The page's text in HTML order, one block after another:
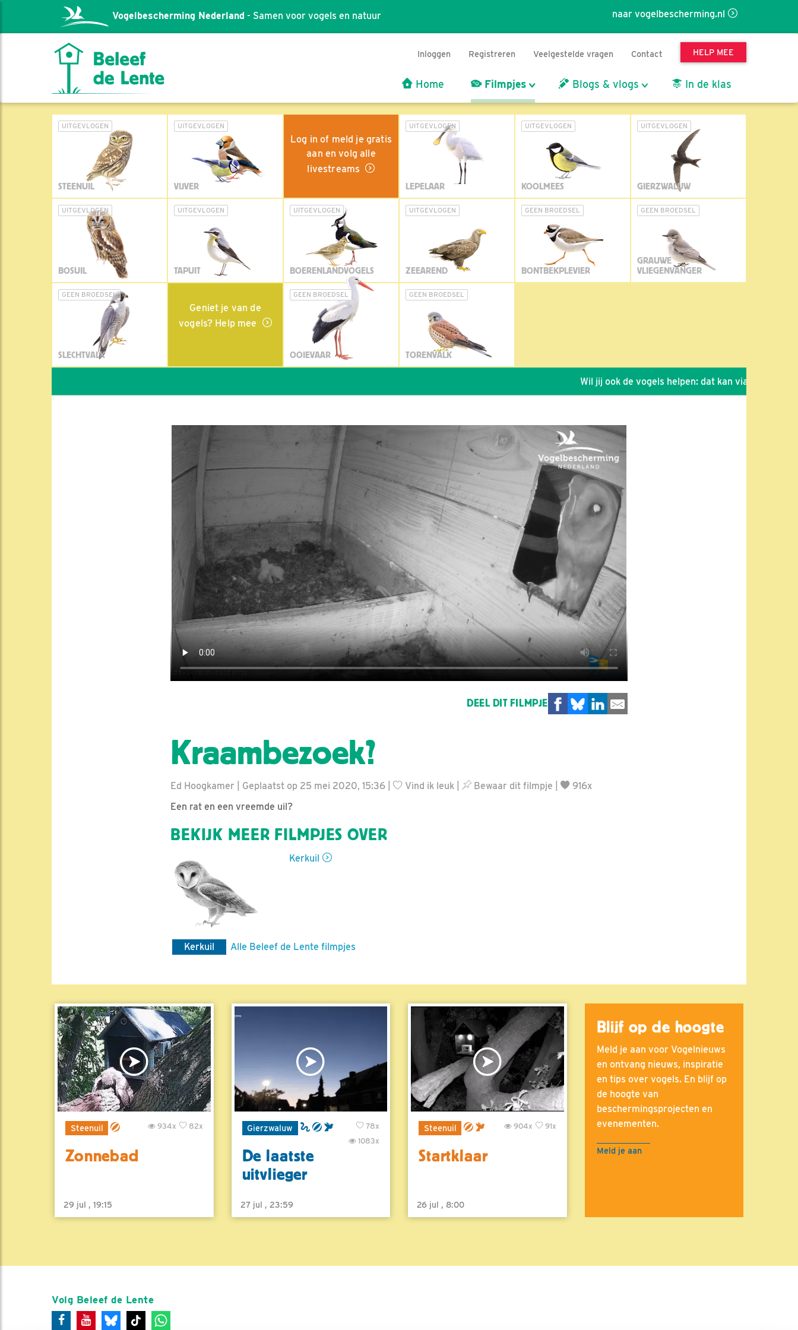
naar vogelbescherming.nl
Vogelbescherming Nederland - Samen voor vogels en natuur
Inloggen Registreren Veelgestelde vragen Contact HELP MEE
Home Filmpjes Blogs & vlogs In de klas
UITGEVLOGEN
STEENUIL
UITGEVLOGEN
VIJVER
Log in of meld je gratis
aan en volg alle
livestreams
UITGEVLOGEN
LEPELAAR
UITGEVLOGEN
KOOLMEES
UITGEVLOGEN
GIERZWALUW
UITGEVLOGEN
BOSUIL
UITGEVLOGEN
TAPUIT
UITGEVLOGEN
BOERENLANDVOGELS
UITGEVLOGEN
ZEEAREND
GEEN BROEDSEL
BONTBEKPLEVIER
GEEN BROEDSEL
GRAUWE
VLIEGENVANGER
GEEN BROEDSEL
SLECHTVALK
Geniet je van de
vogels? Help mee
GEEN BROEDSEL
OOIEVAAR
GEEN BROEDSEL
TORENVALK
Wil jij ook de vogels helpen: dat kan via de link!
DEEL DIT FILMPJE
Kraambezoek?
Ed Hoogkamer | Geplaatst op 25 mei 2020, 15:36 | Vind ik leuk Bewaar dit filmpje
916x
Een rat en een vreemde uil?
BEKIJK MEER FILMPJES OVER
Kerkuil
Kerkuil Alle Beleef de Lente filmpjes
Steenuil 82x
934x
Zonnebad
29 jul , 19:15
Gierzwaluw
78x
1083x
De laatste
uitvlieger
27 jul , 23:59
Steenuil 91x
904x
Startklaar
26 jul , 8:00
Blijf op de hoogte
Meld je aan voor Vogelnieuws
en ontvang nieuws, inspiratie
en tips over vogels. En blijf op
de hoogte van
beschermingsprojecten en
evenementen.
Meld je aan
Volg Beleef de Lente